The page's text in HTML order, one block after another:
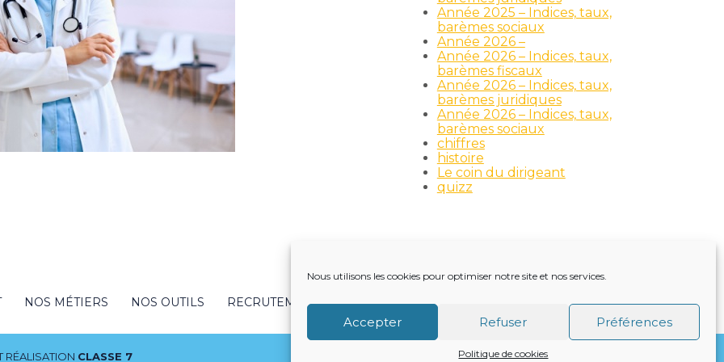
Nous utilisons les cookies pour optimiser notre site et nos services.
Accepter Refuser Préférences
Politique de cookies
Année 2025 – Indices, taux,
barèmes sociaux
Année 2026 –
Année 2026 – Indices, taux,
barèmes fiscaux
Année 2026 – Indices, taux,
barèmes juridiques
Année 2026 – Indices, taux,
barèmes sociaux
chiffres
histoire
Le coin du dirigeant
quizz
NOS MÉTIERS NOS OUTILS RECRUTEMENT NOTRE ACTUALITÉ VIE DU CABINET CONTACT
RÉALISATION CLASSE 7